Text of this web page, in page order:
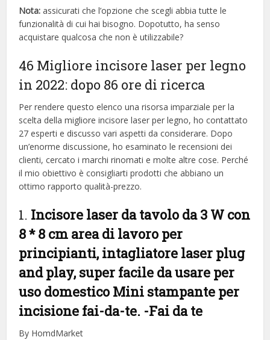
Nota: assicurati che l’opzione che scegli abbia tutte le
funzionalità di cui hai bisogno. Dopotutto, ha senso
acquistare qualcosa che non è utilizzabile?
46 Migliore incisore laser per legno
in 2022: dopo 86 ore di ricerca
Per rendere questo elenco una risorsa imparziale per la
scelta della migliore incisore laser per legno, ​​ho contattato
27 esperti e discusso vari aspetti da considerare. Dopo
un’enorme discussione, ho esaminato le recensioni dei
clienti, cercato i marchi rinomati e molte altre cose. Perché
il mio obiettivo è consigliarti prodotti che abbiano un
ottimo rapporto qualità-prezzo.
1. Incisore laser da tavolo da 3 W con
8 * 8 cm area di lavoro per
principianti, intagliatore laser plug
and play, super facile da usare per
uso domestico Mini stampante per
incisione fai-da-te. -Fai da te
By HomdMarket